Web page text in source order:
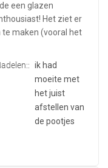
een glazen
Het ziet er
te maken (vooral het
ik had
moeite met
het juist
afstellen van
de pootjes